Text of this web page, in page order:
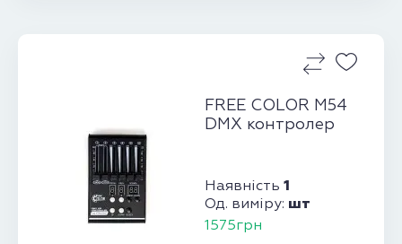
FREE COLOR M54
DMX контролер
Наявність 1
Од. виміру: шт
1575грн